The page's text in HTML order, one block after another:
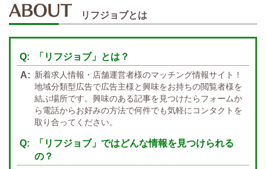
かけもちOK 給与保証あり
週1日～OK
指名バック率高め 週1・月1～OK
託児所紹介あり 初心者歓迎
資格者優遇
宿泊・送迎あり 50代以上歓迎
経験者優遇
静岡
関西 エリア
九州・沖縄 エリア
大分 福岡 佐賀 長崎 宮崎 熊本 鹿児島 沖縄
中四国 エリア
岡山 鳥取 広島 島根
リフジョブとは
「リフジョブ」とは？
新着求人情報・店舗運営者様のマッチング情報サイト！
地域分類型広告で広告主様と興味をお持ちの閲覧者様を
結ぶ場所です。興味のある記事を見つけたらフォームか
ら電話からお好みの方法で何件でも気軽にコンタクトを
取り合ってください。
「リフジョブ」ではどんな情報を見つけられる
の？